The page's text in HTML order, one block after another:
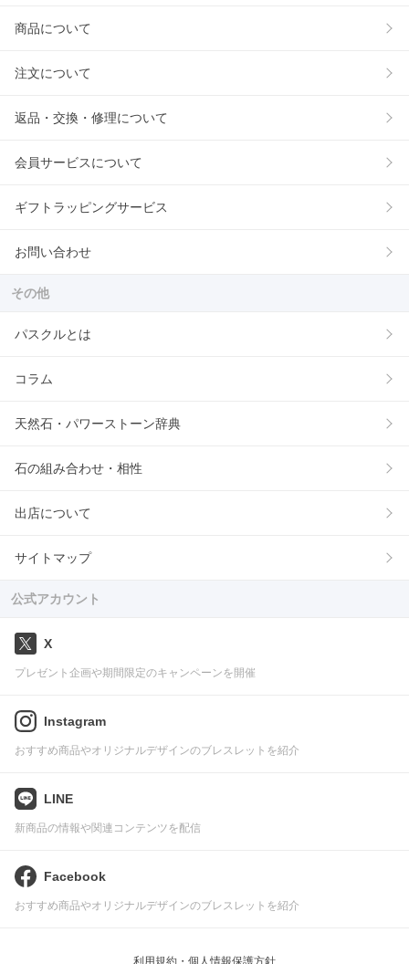
商品について
注文について
返品・交換・修理について
会員サービスについて
ギフトラッピングサービス
お問い合わせ
その他
パスクルとは
コラム
天然石・パワーストーン辞典
石の組み合わせ・相性
出店について
サイトマップ
公式アカウント
X
プレゼント企画や期間限定のキャンペーンを開催
Instagram
おすすめ商品やオリジナルデザインのブレスレットを紹介
LINE
新商品の情報や関連コンテンツを配信
Facebook
おすすめ商品やオリジナルデザインのブレスレットを紹介
利用規約・個人情報保護方針